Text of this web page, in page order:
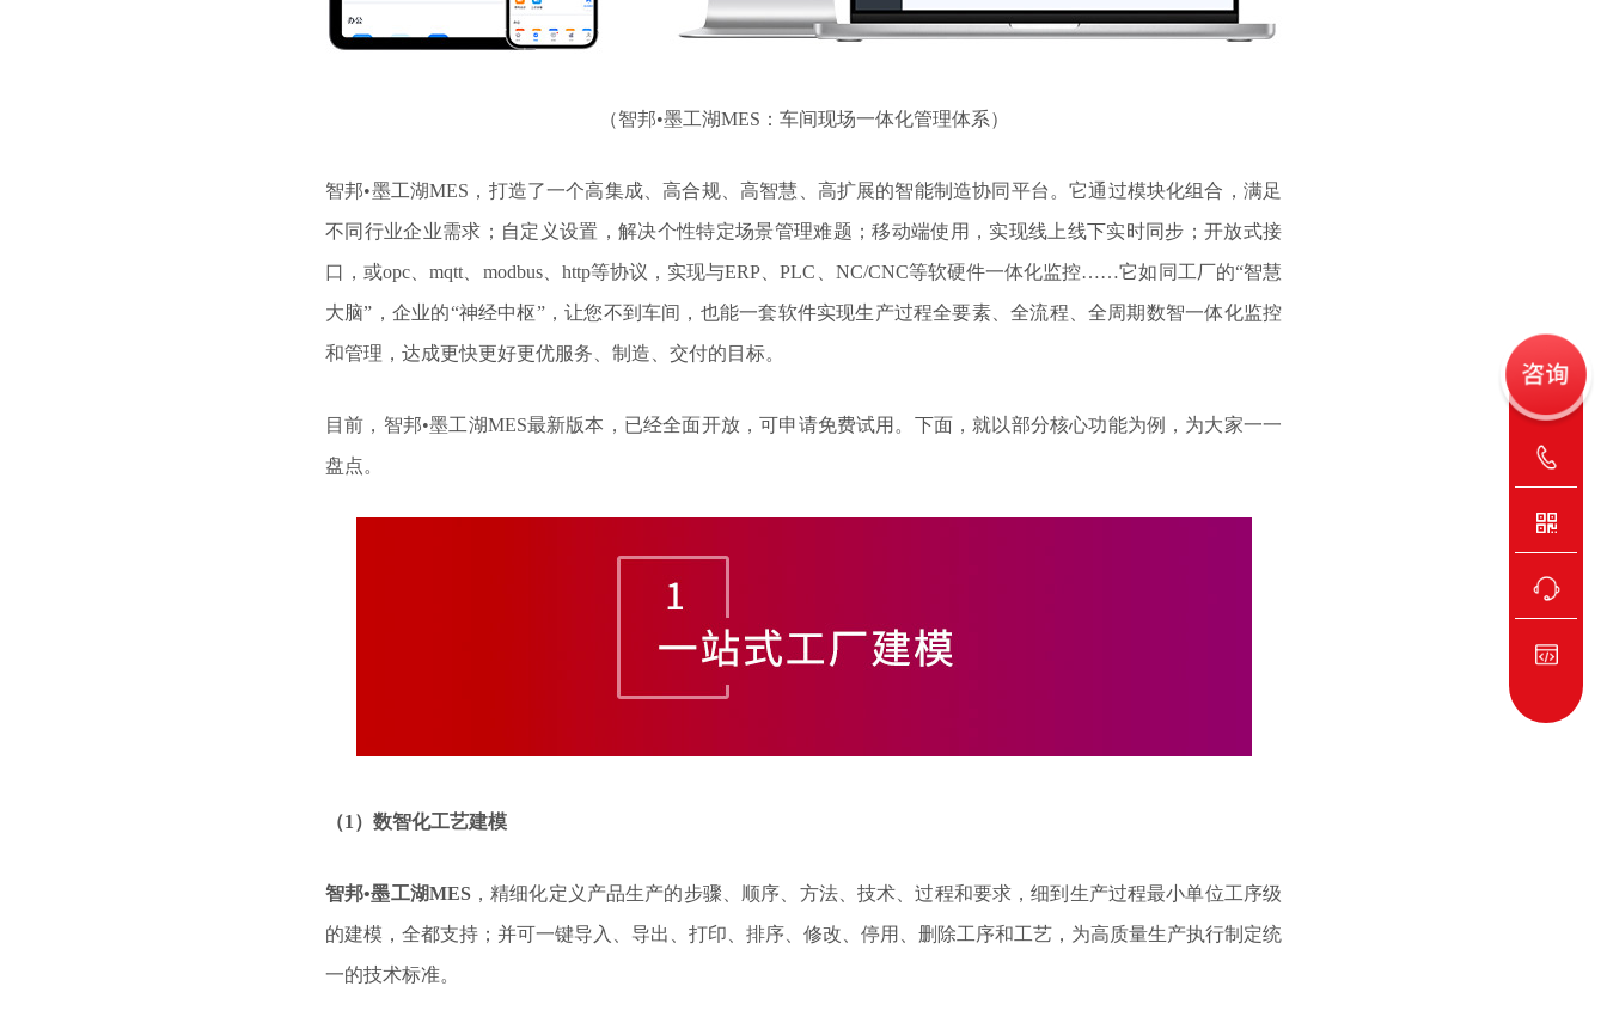
（智邦•墨工湖MES：车间现场一体化管理体系）
智邦•墨工湖MES，打造了一个高集成、高合规、高智慧、高扩展的智能制造协同平台。它通过模块化组合，满足
不同行业企业需求；自定义设置，解决个性特定场景管理难题；移动端使用，实现线上线下实时同步；开放式接
口，或opc、mqtt、modbus、http等协议，实现与ERP、PLC、NC/CNC等软硬件一体化监控……它如同工厂的“智慧
大脑”，企业的“神经中枢”，让您不到车间，也能一套软件实现生产过程全要素、全流程、全周期数智一体化监控
和管理，达成更快更好更优服务、制造、交付的目标。
目前，智邦•墨工湖MES最新版本，已经全面开放，可申请免费试用。下面，就以部分核心功能为例，为大家一一
盘点。
（1）数智化工艺建模
智邦•墨工湖MES，精细化定义产品生产的步骤、顺序、方法、技术、过程和要求，细到生产过程最小单位工序级
的建模，全都支持；并可一键导入、导出、打印、排序、修改、停用、删除工序和工艺，为高质量生产执行制定统
一的技术标准。